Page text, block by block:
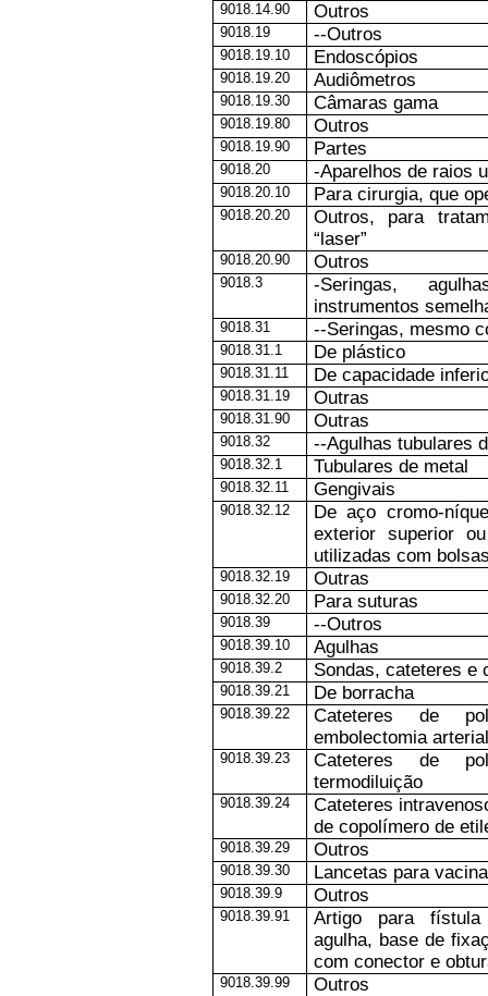
9018.14.90 Outros
9018.19 --Outros
9018.19.10 Endoscópios
9018.19.20 Audiômetros
9018.19.30 Câmaras gama
9018.19.80 Outros
9018.19.90 Partes
9018.20 -Aparelhos de raios
9018.20.10 Para cirurgia, que
9018.20.20
Outros, para
“laser”
9018.20.90 Outros
9018.3
-Seringas,
instrumentos
9018.31 --Seringas, mesmo
9018.31.1 De plástico
9018.31.11 De capacidade
9018.31.19 Outras
9018.31.90 Outras
9018.32 --Agulhas tubulares
9018.32.1 Tubulares de metal
9018.32.11 Gengivais
9018.32.12
De aço cromo-
exterior superior
utilizadas com
9018.32.19 Outras
9018.32.20 Para suturas
9018.39 --Outros
9018.39.10 Agulhas
9018.39.2 Sondas, cateteres e
9018.39.21 De borracha
9018.39.22
Cateteres de
embolectomia arterial
9018.39.23
Cateteres de
termodiluição
9018.39.24
Cateteres
de copolímero de
9018.39.29 Outros
9018.39.30 Lancetas para
9018.39.9 Outros
9018.39.91
Artigo para fístula
agulha, base de
com conector e
9018.39.99
Outros